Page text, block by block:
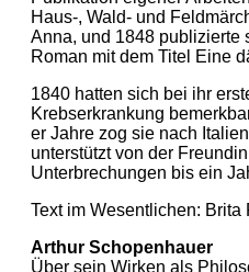
Haus-, Wald- und
Anna, und 1848 publizierte
Roman mit dem Titel Eine
1840 hatten sich bei ihr
Krebserkrankung
er Jahre zog sie nach
unterstützt von der
Unterbrechungen bis ein
Text im Wesentlichen: Brita
Arthur Schopenhauer
Über sein Wirken als